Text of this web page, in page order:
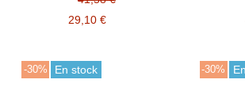
compatible (Oki C833,
C843) alta capacidad
29,10 €
-30% En stock -30%